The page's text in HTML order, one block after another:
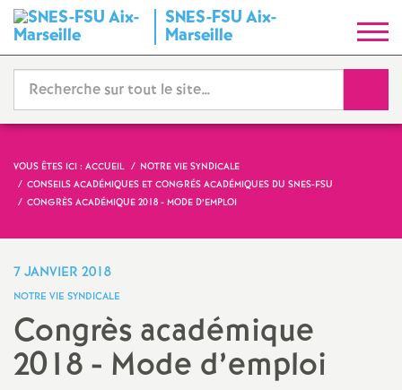
SNES-FSU Aix-
Marseille
y
n
d
t
VOUS ÊTES ICI : ACCUEIL
NOTRE VIE SYNDICALE
CONSEILS ACADÉMIQUES ET CONGRÉS ACADÉMIQUES DU SNES-FSU
CONGRÈS ACADÉMIQUE 2018 - MODE D’EMPLOI
7 JANVIER 2018
NOTRE VIE SYNDICALE
Congrès académique
2018 - Mode d’emploi